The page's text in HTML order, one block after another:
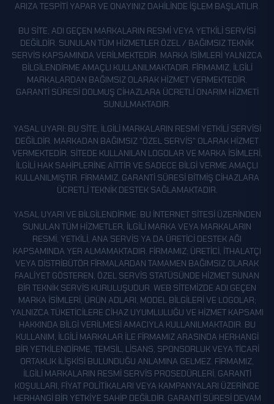
ARIZA TESPITI YAPAR VE ONAYINIZ DAHILINDE IŞLEM BAŞLATILIR.
BU SITE, ADI GEÇEN MARKALARIN RESMI VEYA YETKILI SERVISI
DEĞILDIR. SUNULAN TÜM HIZMETLER ÖZEL / BAĞIMSIZ TEKNIK
SERVIS KAPSAMINDA VERILMEKTEDIR. MARKA ISIMLERI YALNIZCA
BILGILENDIRME AMAÇLI KULLANILMAKTADIR. FIRMAMIZ, ILGILI
MARKALARDAN BAĞIMSIZ OLARAK HIZMET VERMEKTEDIR.
GARANTI SÜRESI DOLMUŞ CIHAZLARA ÜCRETLI ONARIM HIZMETI
SUNULMAKTADIR.
YASAL UYARI: BU SITE, ILGILI MARKALARIN RESMI YETKILI SERVISI
DEĞILDIR. MARKADAN BAĞIMSIZ "ÖZEL SERVIS" OLARAK HIZMET
VERMEKTEDIR. SITEDE KULLANILAN LOGOLAR VE MARKA ISIMLERI,
ILGILI HAK SAHIPLERINE AITTIR VE SADECE BILGI VERME AMAÇLI
KULLANILMIŞTIR. FIRMAMIZ, GARANTI SÜRESI BITMIŞ CIHAZLARA
ÜCRETLI TEKNIK DESTEK SAĞLAMAKTADIR.
YASAL UYARI VE BILGILENDIRME: BU INTERNET SITESI ÜZERINDEN
SUNULAN TÜM HIZMETLER, ILGILI MARKA VEYA MARKALARIN
RESMI, YETKILI, ANA SERVIS YA DA ÜRETICI DESTEK AĞI
KAPSAMINDA YER ALMAMAKTADIR. FIRMAMIZ; ÜRETICI, ITHALATÇI
VEYA DISTRIBÜTÖR FIRMALARDAN TAMAMEN BAĞIMSIZ OLARAK
FAALIYET GÖSTEREN, ÖZEL SERVIS STATÜSÜNDE HIZMET SUNAN
BIR TEKNIK SERVIS KURULUŞUDUR. WEB SITEMIZDE ADI GEÇEN
MARKA ISIMLERI, ÜRÜN ADLARI, MODEL BILGILERI VE LOGOLAR;
YALNIZCA TÜKETICILERE CIHAZ UYUMLULUĞU VE HIZMET KAPSAMI
HAKKINDA BILGI VERILMESI AMACIYLA KULLANILMAKTADIR. BU
KULLANIM, ILGILI MARKALAR ILE FIRMAMIZ ARASINDA HERHANGI
BIR YETKILENDIRME, TEMSIL, LISANS, SPONSORLUK VEYA TICARI
ORTAKLIK ILIŞKISI BULUNDUĞU ANLAMINA GELMEZ. FIRMAMIZ,
ILGILI MARKALARIN RESMI SERVIS PROSEDÜRLERI, GARANTI
KOŞULLARI, FIYAT POLITIKALARI VEYA KAMPANYALARI ÜZERINDE
HERHANGI BIR YETKIYE SAHIP DEĞILDIR. GARANTI SÜRESI DEVAM